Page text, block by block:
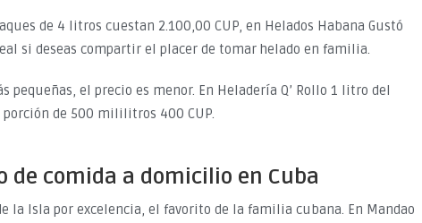
de 4 litros cuestan 2.100,00 CUP, en Helados Habana Gustó
si deseas compartir el placer de tomar helado en familia.
pequeñas, el precio es menor. En Heladería Q’ Rollo 1 litro del
porción de 500 mililitros 400 CUP.
de comida a domicilio en Cuba
la Isla por excelencia, el favorito de la familia cubana. En Mandao